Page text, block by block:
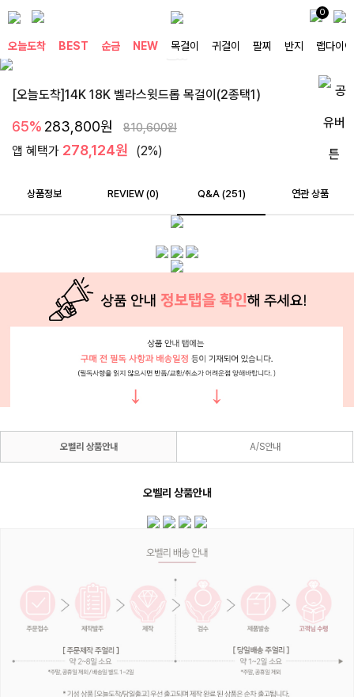
0
오늘도착 BEST 순금 NEW 목걸이 귀걸이 팔찌 반지 랩다이아
[오늘도착]14K 18K 벨라스윗드롭 목걸이(2종택1)
65% 283,800원 810,600원
앱 혜택가 278,124원 (2%)
상품정보 REVIEW (0) Q&A (251) 연관 상품
오벨리 상품안내 A/S안내
오벨리 상품안내